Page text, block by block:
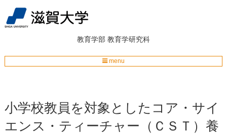
教育学部 教育学研究科
menu
小学校教員を対象としたコア・サイ
エンス・ティーチャー（ＣＳＴ）養